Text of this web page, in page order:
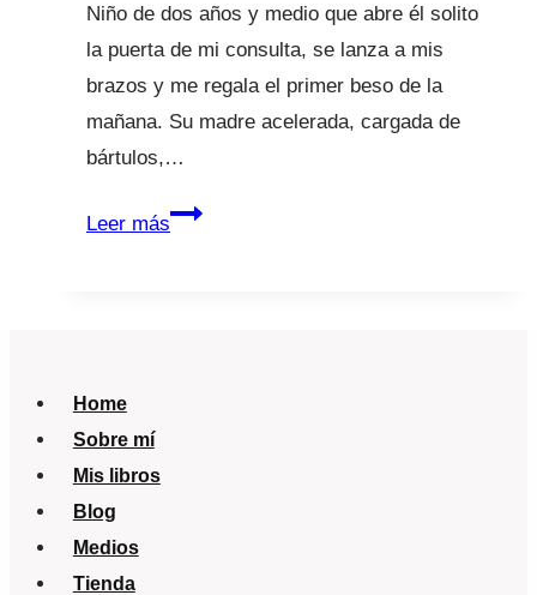
Niño de dos años y medio que abre él solito
la puerta de mi consulta, se lanza a mis
brazos y me regala el primer beso de la
mañana. Su madre acelerada, cargada de
bártulos,…
Leer másEste
Home
Sobre mí
Mis libros
Blog
Medios
Tienda